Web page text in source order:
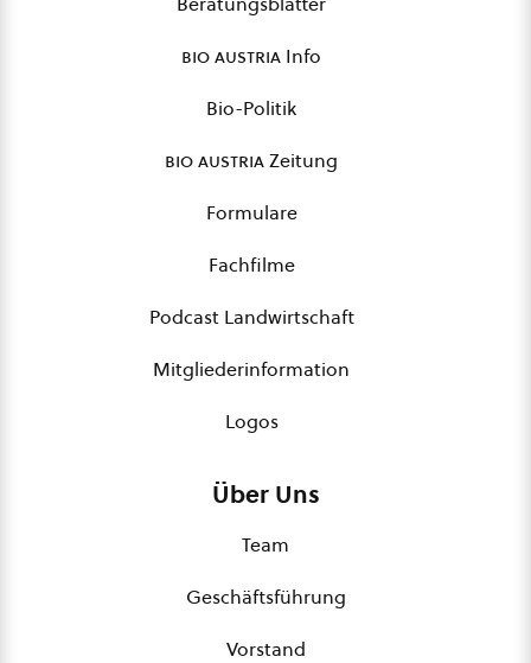
bio austria Info
Bio-Politik
bio austriaZeitung
Formulare
Fachfilme
Podcast Landwirtschaft
Mitgliederinformation
Logos
Über Uns
Team
Geschäftsführung
Vorstand